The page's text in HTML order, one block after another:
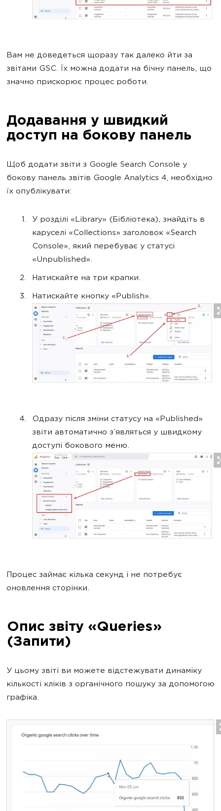
Вам не доведеться щоразу так далеко йти за
звітами GSC. Їх можна додати на бічну панель, що
значно прискорює процес роботи.
Додавання у швидкий
доступ на бокову панель
Щоб додати звіти з Google Search Console у
бокову панель звітів Google Analytics 4, необхідно
їх опублікувати:
У розділі «Library» (Бібліотека), знайдіть в
каруселі «Collections» заголовок «Search
Console», який перебуває у статусі
«Unpublished».
Натискайте на три крапки.
Натискайте кнопку «Publish».
Одразу після зміни статусу на «Published»
звіти автоматично з’являться у швидкому
доступі бокового меню.
Процес займає кілька секунд і не потребує
оновлення сторінки.
Опис звіту «Queries»
(Запити)
У цьому звіті ви можете відстежувати динаміку
кількості кліків з органічного пошуку за допомогою
графіка.